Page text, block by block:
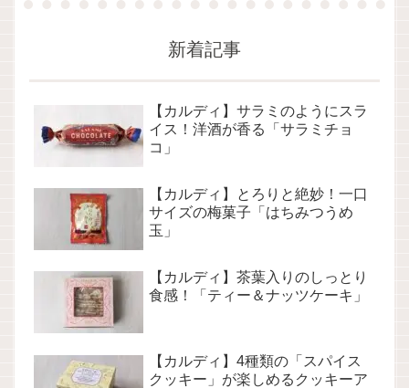
新着記事
【カルディ】サラミのようにスラ
イス！洋酒が香る「サラミチョ
コ」
【カルディ】とろりと絶妙！一口
サイズの梅菓子「はちみつうめ
玉」
【カルディ】茶葉入りのしっとり
食感！「ティー＆ナッツケーキ」
【カルディ】4種類の「スパイス
クッキー」が楽しめるクッキーア